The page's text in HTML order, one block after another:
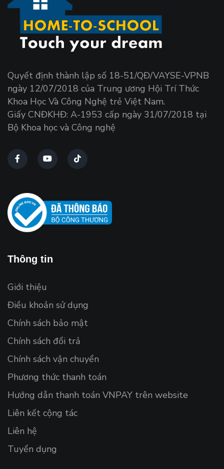
Quyết định thành lập số 18-51/QĐ/VAYSE-VPNB
ngày 12/07/2018 của Trung ương Hội Trí Thức
Khoa Học Và Công Nghệ trẻ Việt Nam.
Giấy CNĐKHĐ: A-1953 cấp ngày 31/07/2018 tại
Bộ Khoa học và Công nghệ
Thông tin
Giới thiệu
Điều khoản sử dụng
Chính sách bảo mật
Chính sách đổi trả
Chính sách vận chuyển
Phương thức thanh toán
Hướng dẫn thanh toán VNPAY trên website
Liên kết cộng tác
Liên hệ
Tuyển dụng